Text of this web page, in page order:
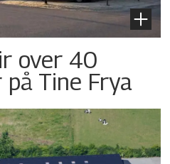
over 40
Tine Frya